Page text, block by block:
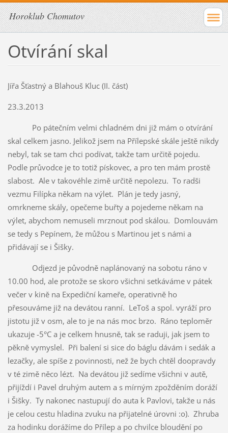
Horoklub Chomutov
Otvírání skal
Jířa Šťastný a Blahouš Kluc (II. část)
23.3.2013
Po pátečním velmi chladném dni již mám o otvírání
skal celkem jasno. Jelikož jsem na Přílepské skále ještě nikdy
nebyl, tak se tam chci podívat, takže tam určitě pojedu.
Podle průvodce je to totiž pískovec, a pro ten mám prostě
slabost. Ale v takovéhle zimě určitě nepolezu. To radši
vezmu Filípka někam na výlet. Plán je tedy jasný,
omrkneme skály, opečeme buřty a pojedeme někam na
výlet, abychom nemuseli mrznout pod skálou. Domlouvám
se tedy s Pepínem, že můžou s Martinou jet s námi a
přidávají se i Šišky.
Odjezd je původně naplánovaný na sobotu ráno v
10.00 hod, ale protože se skoro všichni setkáváme v pátek
večer v kině na Expediční kameře, operativně ho
přesouváme již na devátou ranní. LeToš a spol. vyráží pro
jistotu již v osm, ale to je na nás moc brzo. Ráno teploměr
ukazuje -5°C a je celkem hnusně, tak se raduji, jak jsem to
pěkně vymyslel. Při balení si sice do báglu dávám i sedák a
lezačky, ale spíše z povinnosti, než že bych chtěl doopravdy
v té zimě něco lézt. Na devátou již sedíme všichni v autě,
přijíždí i Pavel druhým autem a s mírným zpožděním doráží
i Šišky. Ty nakonec nastupují do auta k Pavlovi, takže u nás
je celou cestu hladina zvuku na přijatelné úrovni :o). Zhruba
za hodinku dorážíme do Přílep a po chvilce bloudění po